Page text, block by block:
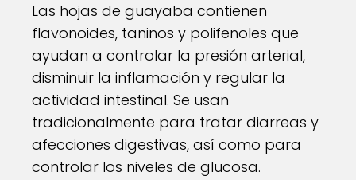
Las hojas de guayaba contienen
flavonoides, taninos y polifenoles que
ayudan a controlar la presión arterial,
disminuir la inflamación y regular la
actividad intestinal. Se usan
tradicionalmente para tratar diarreas y
afecciones digestivas, así como para
controlar los niveles de glucosa.